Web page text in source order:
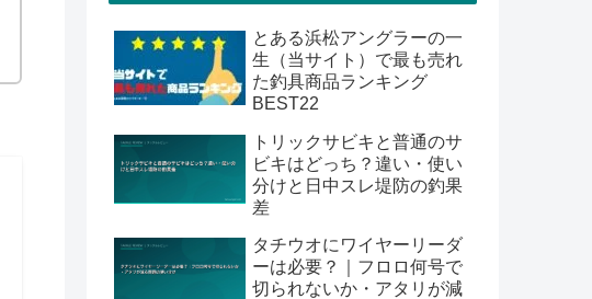
とある浜松アングラーの一
生（当サイト）で最も売れ
た釣具商品ランキング
BEST22
トリックサビキと普通のサ
ビキはどっち？違い・使い
分けと日中スレ堤防の釣果
差
タチウオにワイヤーリーダ
ーは必要？｜フロロ何号で
切られないか・アタリが減